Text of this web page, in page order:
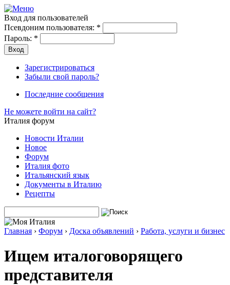
Вход для пользователей
Псевдоним пользователя: *
Пароль: *
Зарегистрироваться
Забыли свой пароль?
Последние сообщения
Не можете войти на сайт?
Италия форум
Новости Италии
Новое
Форум
Италия фото
Итальянский язык
Документы в Италию
Рецепты
Главная › Форум › Доска объявлений › Работа, услуги и бизнес
Ищем италоговорящего
представителя